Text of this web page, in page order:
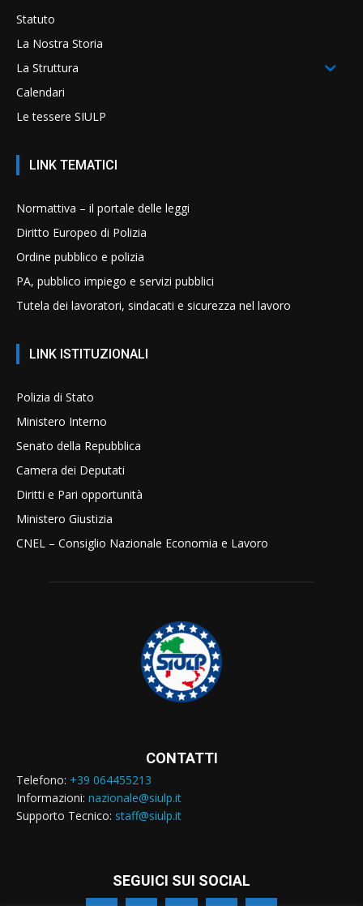
Statuto
La Nostra Storia
La Struttura
Calendari
Le tessere SIULP
LINK TEMATICI
Normattiva – il portale delle leggi
Diritto Europeo di Polizia
Ordine pubblico e polizia
PA, pubblico impiego e servizi pubblici
Tutela dei lavoratori, sindacati e sicurezza nel lavoro
LINK ISTITUZIONALI
Polizia di Stato
Ministero Interno
Senato della Repubblica
Camera dei Deputati
Diritti e Pari opportunità
Ministero Giustizia
CNEL – Consiglio Nazionale Economia e Lavoro
CONTATTI
Telefono: +39 064455213
Informazioni: nazionale@siulp.it
Supporto Tecnico: staff@siulp.it
SEGUICI SUI SOCIAL